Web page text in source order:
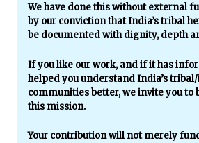
We have done this without external
by our conviction that India’s tribal
be documented with dignity, depth
If you like our work, and if it has
helped you understand India’s
communities better, we invite you to
this mission.
Your contribution will not merely